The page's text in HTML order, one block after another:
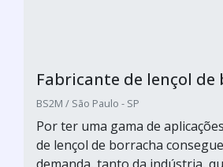
Fabricante de lençol de
BS2M / São Paulo - SP
Por ter uma gama de
de lençol de borracha